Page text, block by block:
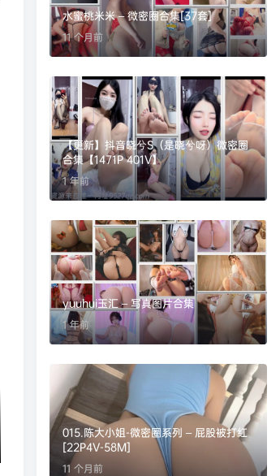
水蜜桃米米 – 微密圈合集[37套]
11 个月前
【更新】抖音晓兮S（是晓兮呀）微密圈
合集【1471P 401V】
1 年前
yuuhui玉汇 – 写真图片合集
1 年前
015.陈大小姐-微密圈系列 – 屁股被打红
[22P4V-58M]
11 个月前